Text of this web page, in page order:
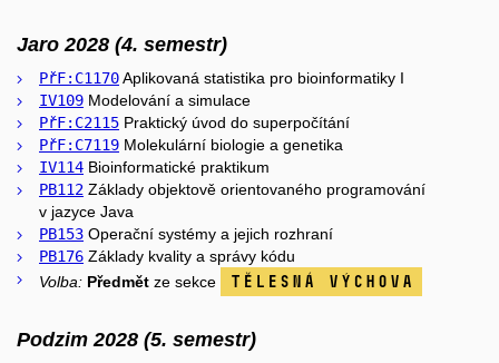
Jaro 2028 (4. semestr)
PřF:C1170Aplikovaná statistika pro bioinformatiky I
IV109 Modelování a simulace
PřF:C2115 Praktický úvod do superpočítání
PřF:C7119 Molekulární biologie a genetika
IV114 Bioinformatické praktikum
PB112 Základy objektově orientovaného programování
v jazyce Java
PB153 Operační systémy a jejich rozhraní
PB176 Základy kvality a správy kódu
Volba: Předmět ze sekce Tělesná výchova
Podzim 2028 (5. semestr)